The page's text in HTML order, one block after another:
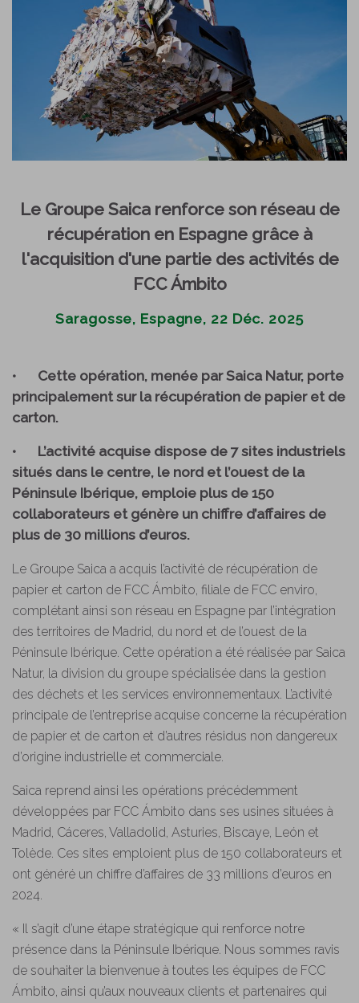
Le Groupe Saica renforce son réseau de
récupération en Espagne grâce à
l'acquisition d'une partie des activités de
FCC Ámbito
Saragosse, Espagne, 22 Déc. 2025
•
Cette opération, menée par Saica Natur, porte
principalement sur la récupération de papier et de
carton.
•
L’activité acquise dispose de 7 sites industriels
situés dans le centre, le nord et l’ouest de la
Péninsule Ibérique, emploie plus de 150
collaborateurs et génère un chiffre d’affaires de
plus de 30 millions d’euros.
Le Groupe Saica a acquis l’activité de récupération de
papier et carton de FCC Ámbito, filiale de FCC enviro,
complétant ainsi son réseau en Espagne par l’intégration
des territoires de Madrid, du nord et de l’ouest de la
Péninsule Ibérique. Cette opération a été réalisée par Saica
Natur, la division du groupe spécialisée dans la gestion
des déchets et les services environnementaux. L’activité
principale de l’entreprise acquise concerne la récupération
de papier et de carton et d’autres résidus non dangereux
d’origine industrielle et commerciale.
Saica reprend ainsi les opérations précédemment
développées par FCC Ámbito dans ses usines situées à
Madrid, Cáceres, Valladolid, Asturies, Biscaye, León et
Tolède. Ces sites emploient plus de 150 collaborateurs et
ont généré un chiffre d’affaires de 33 millions d’euros en
2024.
« Il s’agit d’une étape stratégique qui renforce notre
présence dans la Péninsule Ibérique. Nous sommes ravis
de souhaiter la bienvenue à toutes les équipes de FCC
Ámbito, ainsi qu’aux nouveaux clients et partenaires qui